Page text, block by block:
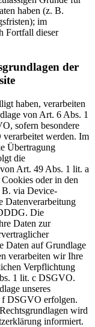
haben (z. B.
im
Fortfall dieser
der
haben, verarbeiten
von Art. 6 Abs. 1
sofern besondere
werden. Im
Übertragung
die
Art. 49 Abs. 1 lit. a
oder in den
via Device-
Datenverarbeitung
Die
Daten zur
Daten auf Grundlage
verarbeiten wir Ihre
Verpflichtung
1 lit. c DSGVO.
unseres
f DSGVO erfolgen.
wird
informiert.